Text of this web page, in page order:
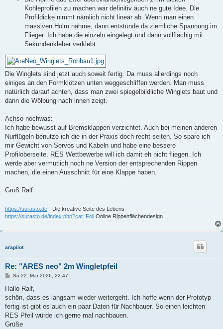
Kohleprofilen zu machen war definitiv auch ne gute Idee. Die
Profildicke nimmt nämlich nicht linear ab. Wenn man einen
massiven Holm nähme, dann entstünde da ziemliche Spannung im
Flieger. Ich habe die einzeln eingelegt und dann vollflächig mit
Sekundenkleber verklebt.
Die Winglets sind jetzt auch soweit fertig. Da muss allerdings noch
einiges an den Formklötzen unten weggeschliffen werden. Man muss
natürlich darauf achten, dass man zwei spiegelbildliche Winglets baut und
dann die Wölbung nach innen zeigt.
Achso nochwas:
Ich habe bewusst auf Bremsklappen verzichtet. Auch bei meinen anderen
Nurflügeln benutze ich die in der Praxis doch recht selten. So spare ich
mir Gewicht von Servos und Kabeln und habe eine bessere
Profiloberseite. RES Wettbewerbe will ich damit eh nicht fliegen. Ich
werde aber vermutlich noch ne Version der entsprechenden Rippen
machen, die einen Ausschnitt für eine Klappe haben.
Gruß Ralf
https://surasto.de - Die kreative Seite des Lebens
https://surasto.de/index.php?cat=Foil Online Rippenflächendesign
arapilot
Re: "ARES neo" 2m Wingletpfeil
B
i
r
a
So 22. Mär 2026, 22:47
Hallo Ralf,
schön, dass es langsam wieder weitergeht. Ich hoffe wenn der Prototyp
fertig ist gibt es auch ein paar Daten für Nachbauer. So einen leichten
RES Pfeil würde ich gerne mal nachbauen.
Grüße